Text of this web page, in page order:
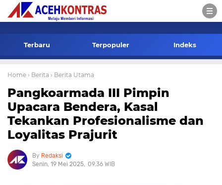
Terbaru Terpopuler Indeks
Home › Berita › Berita Utama
Pangkoarmada III Pimpin
Upacara Bendera, Kasal
Tekankan Profesionalisme dan
Loyalitas Prajurit
Redaksi
Senin, 19 Mei 2025 09.36 WIB